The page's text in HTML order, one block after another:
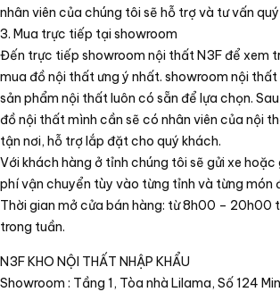
nhân viên của chúng tôi sẽ hỗ trợ và tư vấn
3. Mua trực tiếp tại showroom
Đến trực tiếp showroom nội thất N3F để xem
mua đồ nội thất ưng ý nhất. showroom nội
sản phẩm nội thất luôn có sẵn để lựa chọn.
đồ nội thất mình cần sẽ có nhân viên của nội
tận nơi, hỗ trợ lắp đặt cho quý khách.
Với khách hàng ở tỉnh chúng tôi sẽ gửi xe hoặc
phí vận chuyển tùy vào từng tỉnh và từng món
Thời gian mở cửa bán hàng: từ 8h00 – 20h00
trong tuần.
N3F KHO NỘI THẤT NHẬP KHẨU
Showroom : Tầng 1, Tòa nhà Lilama, Số 124